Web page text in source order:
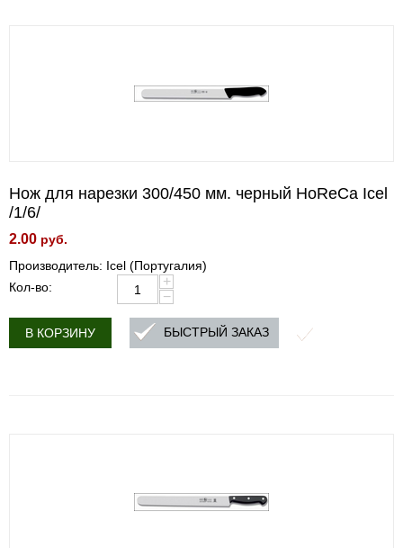
Нож для нарезки 300/450 мм. черный HoReCa Icel
/1/6/
2.00 руб.
Производитель: Icel (Португалия)
Кол-во:
+
−
В КОРЗИНУ БЫСТРЫЙ ЗАКАЗ